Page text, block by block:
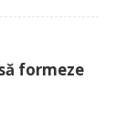
formeze